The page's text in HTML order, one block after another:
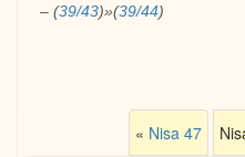
– (39/43)»(39/44)
« Nisa 47